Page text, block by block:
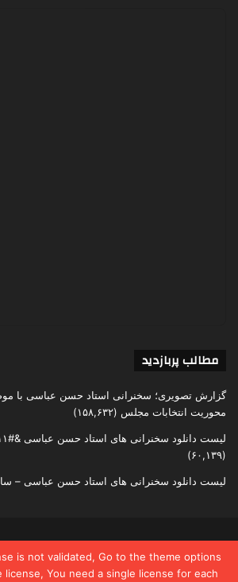
is not validated, Go to the theme options
license, You need a single license for each
مطالب پربازدید
گزارش تصویری؛ سخنرانی استاد حسن عباسی با
محوریت انتخابات مجلس (۱۵۸,۶۳۲)
لیست دانلود سخنرانی های استاد حسن عباسی &#۸۲۱۱; سال ۱۳۹۵
(۶۰,۱۳۹)
لیست دانلود سخنرانی های استاد حسن عباسی – سال